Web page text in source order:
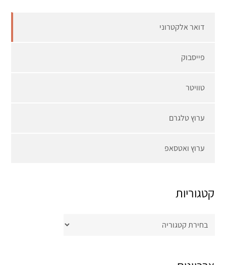
דואר אלקטרוני
פייסבוק
טוויטר
ערוץ טלגרם
ערוץ ואטסאפ
קטגוריות